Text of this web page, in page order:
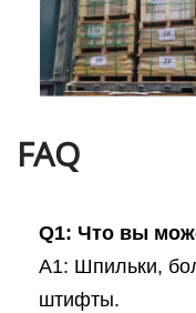
FAQ
Q1: Что вы
A1: Шпильки,
штифты.